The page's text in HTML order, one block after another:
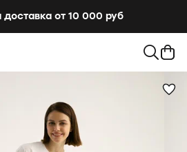
доставка от 10 000 руб